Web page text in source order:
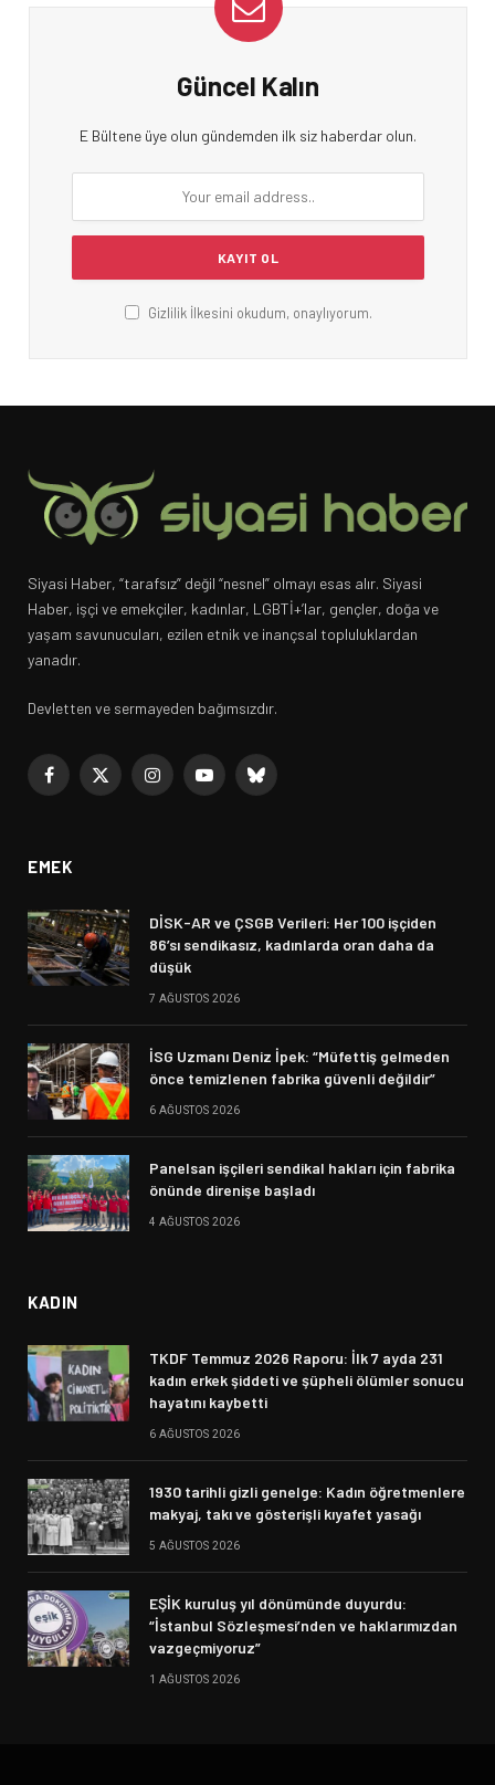
Güncel Kalın
E Bültene üye olun gündemden ilk siz haberdar olun.
Gizlilik İlkesini okudum, onaylıyorum.
Siyasi Haber, “tarafsız” değil “nesnel” olmayı esas alır. Siyasi
Haber, işçi ve emekçiler, kadınlar, LGBTİ+’lar, gençler, doğa ve
yaşam savunucuları, ezilen etnik ve inançsal topluluklardan
yanadır.
Devletten ve sermayeden bağımsızdır.
Facebook
X
InstagramYouTubeBluesky
EMEK
DİSK-AR ve ÇSGB Verileri: Her 100 işçiden
86’sı sendikasız, kadınlarda oran daha da
düşük
7 AĞUSTOS 2026
İSG Uzmanı Deniz İpek: “Müfettiş gelmeden
önce temizlenen fabrika güvenli değildir”
6 AĞUSTOS 2026
Panelsan işçileri sendikal hakları için fabrika
önünde direnişe başladı
4 AĞUSTOS 2026
KADIN
TKDF Temmuz 2026 Raporu: İlk 7 ayda 231
kadın erkek şiddeti ve şüpheli ölümler sonucu
hayatını kaybetti
6 AĞUSTOS 2026
1930 tarihli gizli genelge: Kadın öğretmenlere
makyaj, takı ve gösterişli kıyafet yasağı
5 AĞUSTOS 2026
EŞİK kuruluş yıl dönümünde duyurdu:
“İstanbul Sözleşmesi’nden ve haklarımızdan
vazgeçmiyoruz”
1 AĞUSTOS 2026